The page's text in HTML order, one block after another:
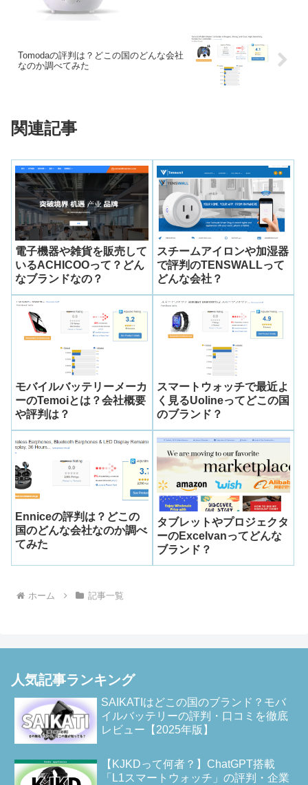
Tomodaの評判は？どこの国のどんな会社
なのか調べてみた
関連記事
電子機器や雑貨を販売して
いるACHICOOって？どん
なブランドなの？
スチームアイロンや加湿器
で評判のTENSWALLって
どんな会社？
モバイルバッテリーメーカ
ーのTemoiとは？会社概要
や評判は？
スマートウォッチで最近よ
く見るUolineってどこの国
のブランド？
Enniceの評判は？どこの
国のどんな会社なのか調べ
てみた
タブレットやプロジェクタ
ーのExcelvanってどんな
ブランド？
ホーム 記事一覧
人気記事ランキング
SAIKATIはどこの国のブランド？モバ
イルバッテリーの評判・口コミを徹底
レビュー【2025年版】
【KJKDって何者？】ChatGPT搭載
「L1スマートウォッチ」の評判・企業